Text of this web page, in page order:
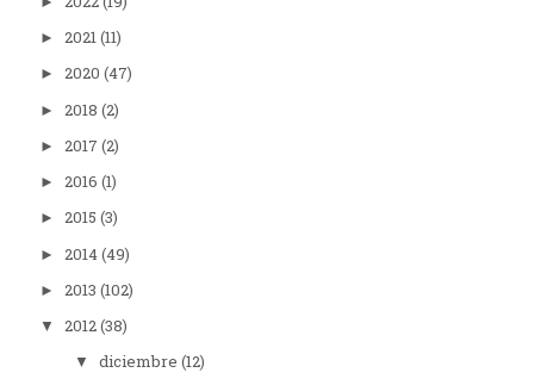
► 2021(11)
► 2020 (47)
► 2018 (2)
► 2017 (2)
► 2016 (1)
► 2015 (3)
► 2014(49)
► 2013 (102)
▼ 2012(38)
▼ diciembre (12)